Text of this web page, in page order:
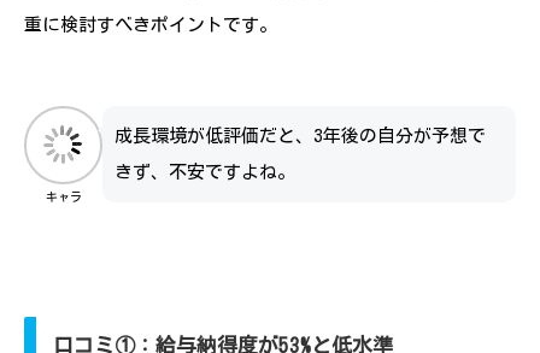
重に検討すべきポイントです。
キャラ
成長環境が低評価だと、3年後の自分が予想で
きず、不安ですよね。
口コミ①：給与納得度が53%と低水準